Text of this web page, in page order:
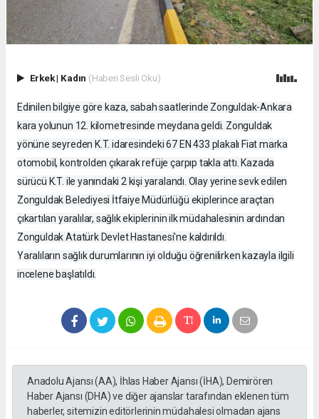
Erkek| Kadın (Haberi Sesli Oku)
Edinilen bilgiye göre kaza, sabah saatlerinde Zonguldak-Ankara
kara yolunun 12. kilometresinde meydana geldi. Zonguldak
yönüne seyreden K.T. idaresindeki 67 EN 433 plakalı Fiat marka
otomobil, kontrolden çıkarak refüje çarpıp takla attı. Kazada
sürücü K.T. ile yanındaki 2 kişi yaralandı. Olay yerine sevk edilen
Zonguldak Belediyesi İtfaiye Müdürlüğü ekiplerince araçtan
çıkartılan yaralılar, sağlık ekiplerinin ilk müdahalesinin ardından
Zonguldak Atatürk Devlet Hastanesi'ne kaldırıldı.
Yaralıların sağlık durumlarının iyi olduğu öğrenilirken kazayla ilgili
incelene başlatıldı.
Anadolu Ajansı (AA), İhlas Haber Ajansı (İHA), Demirören
Haber Ajansı (DHA) ve diğer ajanslar tarafından eklenen tüm
haberler, sitemizin editörlerinin müdahalesi olmadan ajans